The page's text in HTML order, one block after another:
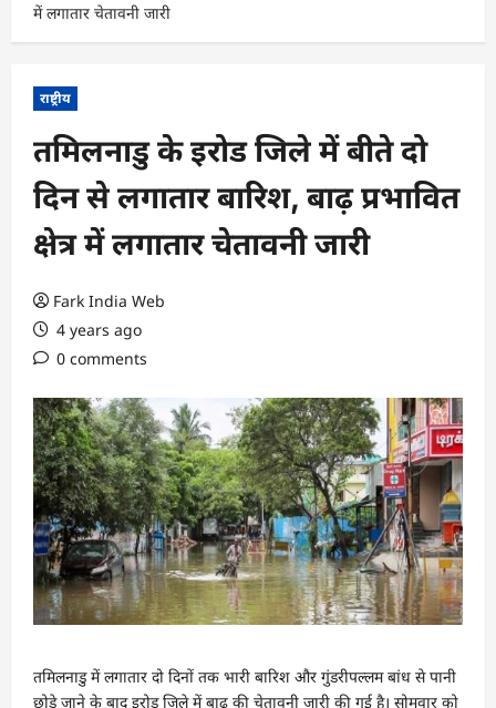
में लगातार चेतावनी जारी
राष्ट्रीय
तमिलनाडु के इरोड जिले में बीते दो
दिन से लगातार बारिश, बाढ़ प्रभावित
क्षेत्र में लगातार चेतावनी जारी
Fark India Web
4 years ago
0 comments
तमिलनाडु में लगातार दो दिनों तक भारी बारिश और गुंडरीपल्लम बांध से पानी
छोड़े जाने के बाद इरोड जिले में बाढ़ की चेतावनी जारी की गई है। सोमवार को